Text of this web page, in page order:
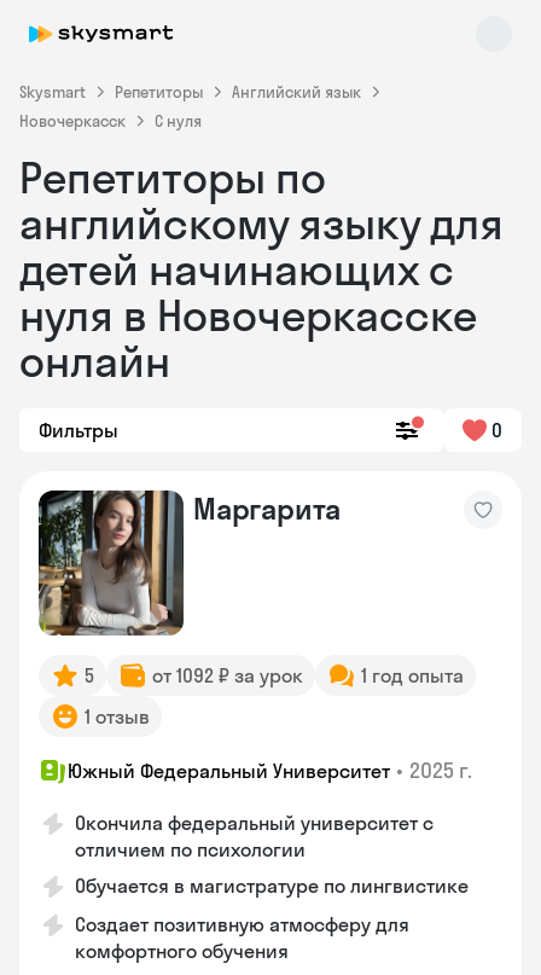
Skysmart Репетиторы
Английский язык
Новочеркасск
С нуля
Репетиторы по
английскому языку для
детей начинающих с
нуля в Новочеркасске
онлайн
Фильтры 0
Маргарита
5 от 1092 ₽ за урок
1 год опыта
1 отзыв
Южный Федеральный Университет • 2025 г.
Окончила федеральный университет с
отличием по психологии
Обучается в магистратуре по лингвистике
Создает позитивную атмосферу для
комфортного обучения
Skysmart Chat